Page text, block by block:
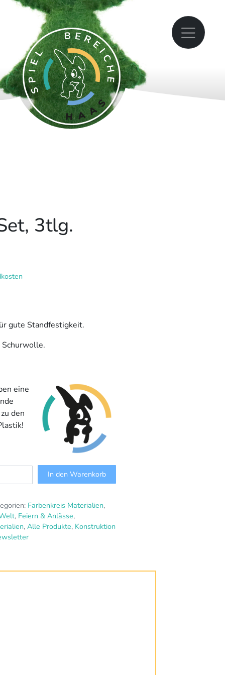
3tlg.
gute Standfestigkeit.
Schurwolle.
eine
den
In den Warenkorb
Farbenkreis Materialien,
, Feiern & Anlässe,
, Alle Produkte, Konstruktion